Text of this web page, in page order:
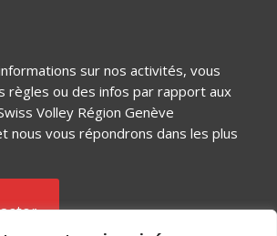
sur nos activités, vous
règles ou des infos par rapport aux
Volley Région Genève
nous vous répondrons dans les plus